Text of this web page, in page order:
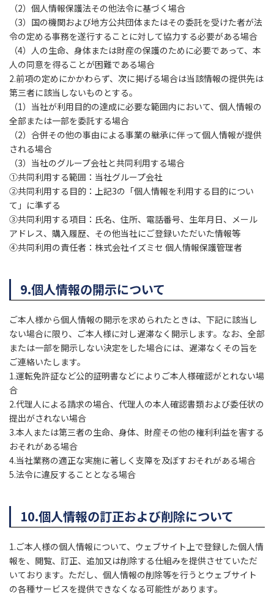
（2）個人情報保護法その他法令に基づく場合
（3）国の機関および地方公共団体またはその委託を受けた者が法
令の定める事務を遂行することに対して協力する必要がある場合
（4）人の生命、身体または財産の保護のために必要であって、本
人の同意を得ることが困難である場合
2.前項の定めにかかわらず、次に掲げる場合は当該情報の提供先は
第三者に該当しないものとする。
（1）当社が利用目的の達成に必要な範囲内において、個人情報の
全部または一部を委託する場合
（2）合併その他の事由による事業の継承に伴って個人情報が提供
される場合
（3）当社のグループ会社と共同利用する場合
①共同利用する範囲：当社グループ会社
②共同利用する目的：上記3の「個人情報を利用する目的につい
て」に準ずる
③共同利用する項目：氏名、住所、電話番号、生年月日、メール
アドレス、購入履歴、その他当社にご登録いただいた情報等
④共同利用の責任者：株式会社イズミセ 個人情報保護管理者
9.個人情報の開示について
ご本人様から個人情報の開示を求められたときは、下記に該当し
ない場合に限り、ご本人様に対し遅滞なく開示します。なお、全部
または一部を開示しない決定をした場合には、遅滞なくその旨を
ご連絡いたします。
1.運転免許証など公的証明書などによりご本人様確認がとれない場
合
2.代理人による請求の場合、代理人の本人確認書類および委任状の
提出がされない場合
3.本人または第三者の生命、身体、財産その他の権利利益を害する
おそれがある場合
4.当社業務の適正な実施に著しく支障を及ぼすおそれがある場合
5.法令に違反することとなる場合
10.個人情報の訂正および削除について
1.ご本人様の個人情報について、ウェブサイト上で登録した個人情
報を、閲覧、訂正、追加又は削除する仕組みを提供させていただ
いております。ただし、個人情報の削除等を行うとウェブサイト
の各種サービスを提供できなくなる可能性があります。